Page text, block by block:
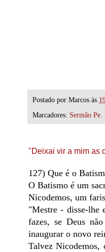
Postado por Marcos às
Marcadores: Sermão Pe.
"Deixai vir a mim as
127) Que é o
O Batismo é um
Nicodemos, um
"Mestre - disse-lhe
fazes, se Deus
inaugurar o novo
Talvez Nicodemos,